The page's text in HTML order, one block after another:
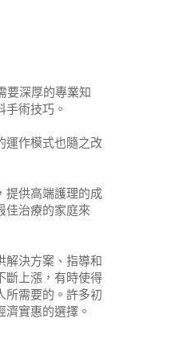
深厚的專業知
術技巧。
運作模式也隨之改
提供高端護理的成
佳治療的家庭來
解決方案、指導和
斷上漲，有時使得
所需要的。許多初
實惠的選擇。